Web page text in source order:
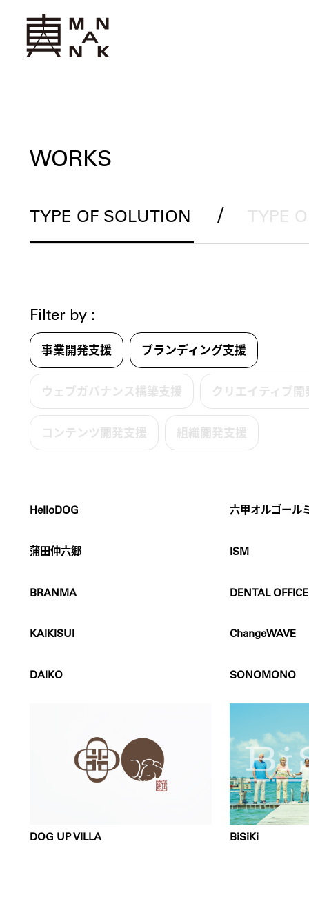
WORKS
TYPE OF SOLUTION / TYPE
Filter by :
事業開発支援 ブランディング支援
ウェブガバナンス構築支援 クリエイティブ開
コンテンツ開発支援 組織開発支援
HelloDOG 六甲オルゴール
蒲田仲六郷 ISM
BRANMA DENTAL
KAIKISUI ChangeWAVE
DAIKO SONOMONO
DOG UP VILLA BiSiKi